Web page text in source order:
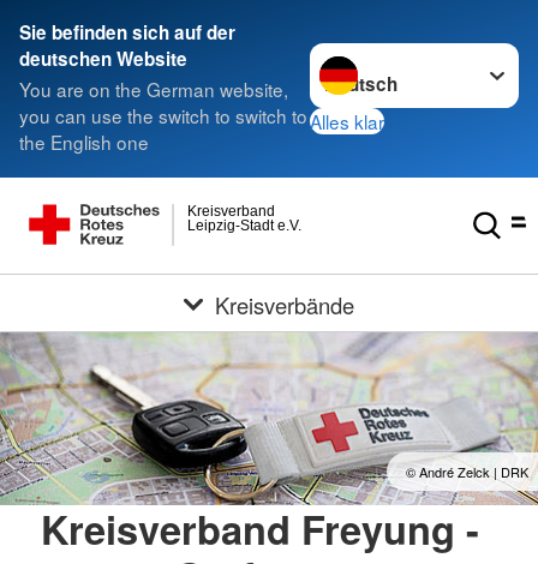
Sie befinden sich auf der
deutschen Website
You are on the German website,
you can use the switch to switch to
the English one
Sprache wechseln zu
Alles klar
Leipzig-Stadt e.V.
Kreisverband
Kreisverbände
© André Zelck | DRK
Kreisverband Freyung -